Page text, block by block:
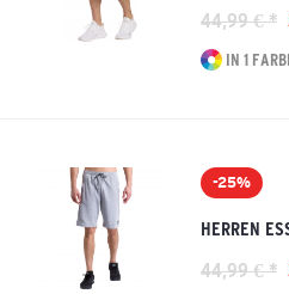
44,99 € *
IN 1
-25%
HERREN
44,99 € *